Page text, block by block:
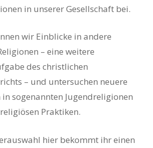
in unserer Gesellschaft bei.
wir Einblicke in andere
– eine weitere
des christlichen
– und untersuchen neuere
sogenannten Jugendreligionen
Praktiken.
hier bekommt ihr einen